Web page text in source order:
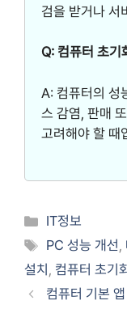
검을 받거나 서
Q: 컴퓨터 초기
A: 컴퓨터의 성
스 감염, 판매
고려해야 할 때
Categories
IT정보
Tags
PC 성능 개선,
설치 , 컴퓨터 초기
컴퓨터 기본